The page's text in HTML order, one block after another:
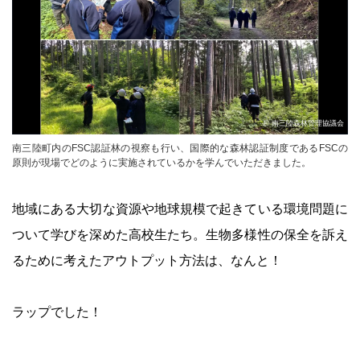
© 南三陸森林管理協議会
南三陸町内のFSC認証林の視察も行い、国際的な森林認証制度であるFSCの
原則が現場でどのように実施されているかを学んでいただきました。
地域にある大切な資源や地球規模で起きている環境問題に
ついて学びを深めた高校生たち。生物多様性の保全を訴え
るために考えたアウトプット方法は、なんと！
ラップでした！